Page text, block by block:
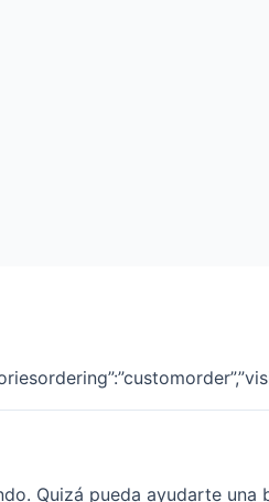
Quizá pueda ayudarte una